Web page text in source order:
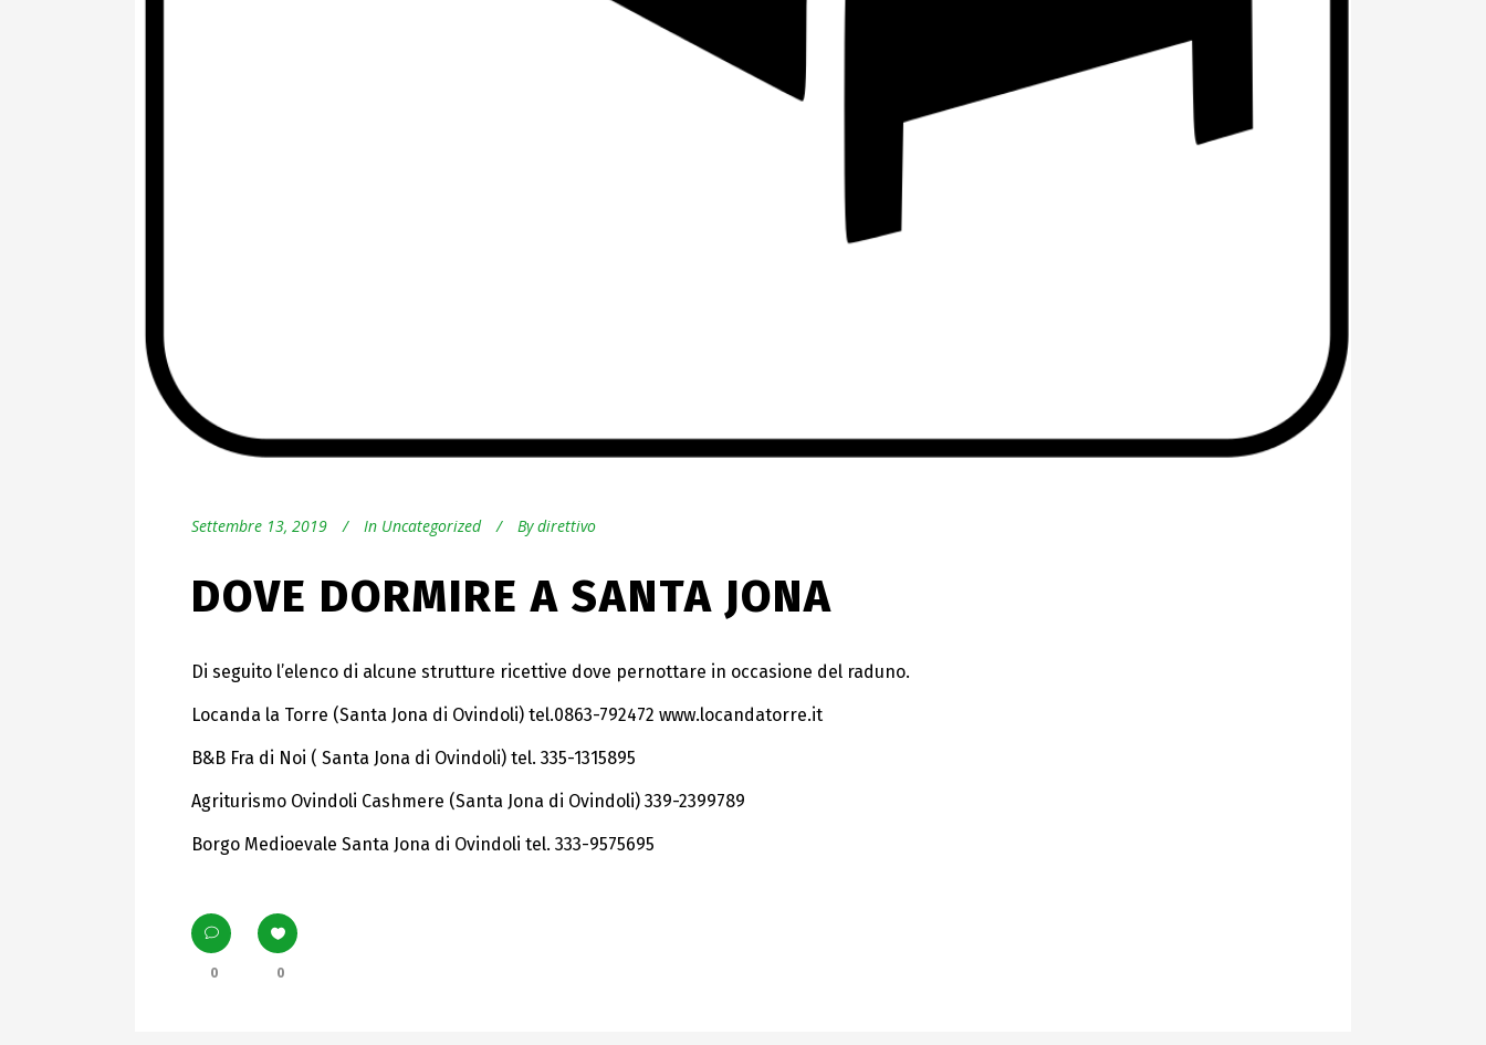
Settembre 13, 2019 In Uncategorized By direttivo
DOVE DORMIRE A SANTA JONA
Di seguito l’elenco di alcune strutture ricettive dove pernottare in occasione del raduno.
Locanda la Torre (Santa Jona di Ovindoli) tel.0863-792472 www.locandatorre.it
B&B Fra di Noi ( Santa Jona di Ovindoli) tel. 335-1315895
Agriturismo Ovindoli Cashmere (Santa Jona di Ovindoli) 339-2399789
Borgo Medioevale Santa Jona di Ovindoli tel. 333-9575695
0 0